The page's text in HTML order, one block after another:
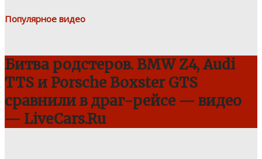
Популярное видео
Битва родстеров. BMW Z4, Audi
TTS и Porsche Boxster GTS
сравнили в драг-рейсе — видео
— LiveCars.Ru